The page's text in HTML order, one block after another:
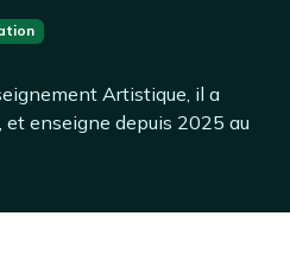
Artistique, il a
et enseigne depuis 2025 au